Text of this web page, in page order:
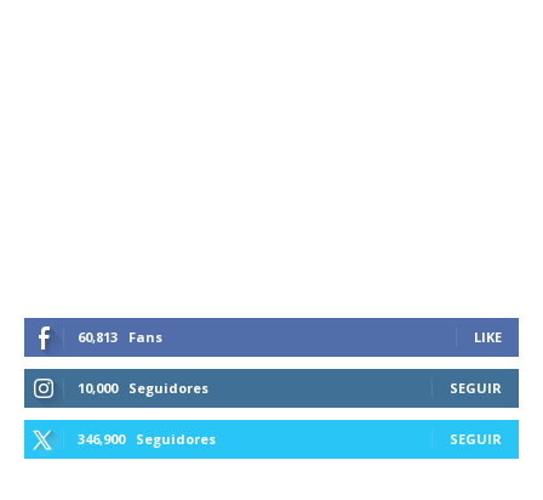
60,813 Fans LIKE
10,000 Seguidores SEGUIR
346,900 Seguidores SEGUIR